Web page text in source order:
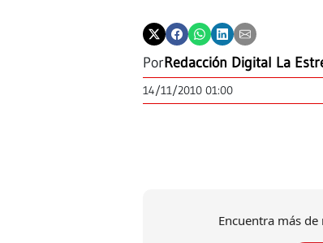
PorRedacción Digital La
14/11/2010 01:00
Encuentra más